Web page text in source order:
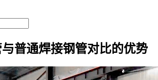
普通焊接钢管对比的优势